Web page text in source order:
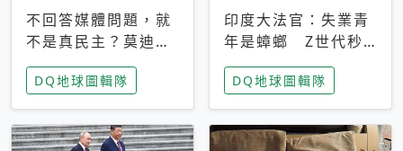
不回答媒體問題，就
不是真民主？莫迪訪
歐拒回答問題 挪威
記者：你怕什麼
DQ地球圖輯隊
印度大法官：失業青
年是蟑螂 Z世代秒
成立「蟑螂人民
黨」，追蹤數是執政
黨兩倍
DQ地球圖輯隊